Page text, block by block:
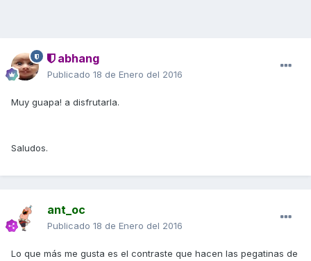
abhang
Publicado 18 de Enero del 2016
Muy guapa! a disfrutarla.
Saludos.
ant_oc
Publicado 18 de Enero del 2016
Lo que más me gusta es el contraste que hacen las pegatinas de